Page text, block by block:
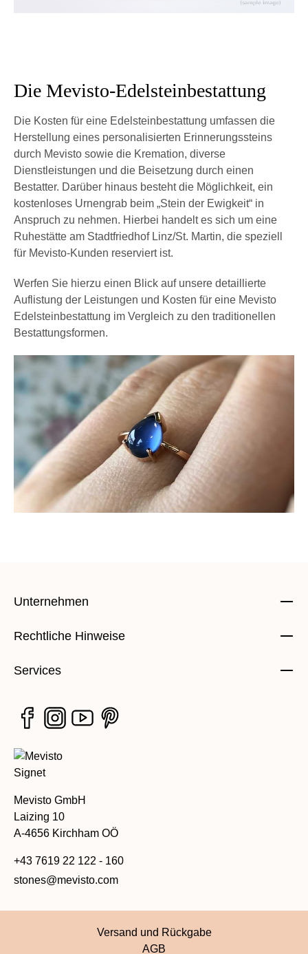
Die Mevisto-Edelsteinbestattung
Die Kosten für eine Edelsteinbestattung umfassen die
Herstellung eines personalisierten Erinnerungssteins
durch Mevisto sowie die Kremation, diverse
Dienstleistungen und die Beisetzung durch einen
Bestatter. Darüber hinaus besteht die Möglichkeit, ein
kostenloses Urnengrab beim „Stein der Ewigkeit“ in
Anspruch zu nehmen. Hierbei handelt es sich um eine
Ruhestätte am Stadtfriedhof Linz/St. Martin, die speziell
für Mevisto-Kunden reserviert ist.
Werfen Sie hierzu einen Blick auf unsere detaillierte
Auflistung der Leistungen und Kosten für eine Mevisto
Edelsteinbestattung im Vergleich zu den traditionellen
Bestattungsformen.
Unternehmen
Rechtliche Hinweise
Services
Mevisto GmbH
Laizing 10
A-4656 Kirchham OÖ
+43 7619 22 122 - 160
stones@mevisto.com
Versand und Rückgabe
AGB